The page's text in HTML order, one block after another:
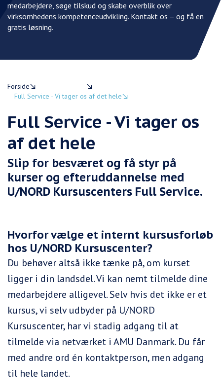
medarbejdere, søge tilskud og skabe overblik over
virksomhedens kompetenceudvikling. Kontakt os – og få en
gratis løsning.
Forside
Full Service - Vi tager os af det hele
Full Service - Vi tager os
af det hele
Slip for besværet og få styr på
kurser og efteruddannelse med
U/NORD Kursuscenters Full Service.
Hvorfor vælge et internt kursusforløb
hos U/NORD Kursuscenter?
Du behøver altså ikke tænke på, om kurset
ligger i din landsdel. Vi kan nemt tilmelde dine
medarbejdere alligevel. Selv hvis det ikke er et
kursus, vi selv udbyder på U/NORD
Kursuscenter, har vi stadig adgang til at
tilmelde via netværket i AMU Danmark. Du får
med andre ord én kontaktperson, men adgang
til hele landet.